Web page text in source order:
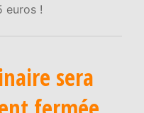
euros !
sera